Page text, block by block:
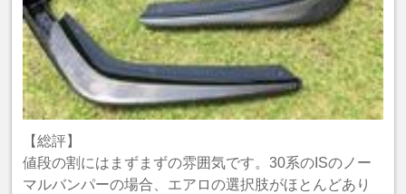
【総評】
値段の割にはまずまずの雰囲気です。30系のISのノー
マルバンパーの場合、エアロの選択肢がほとんどあり